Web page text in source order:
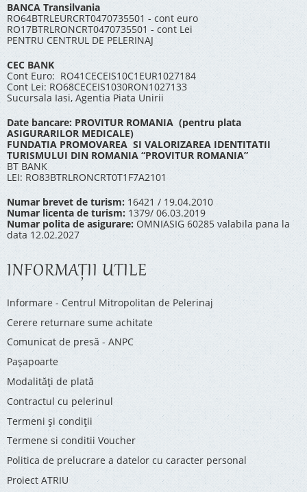
BANCA Transilvania
RO64BTRLEURCRT0470735501 - cont euro
RO17BTRLRONCRT0470735501 - cont Lei
PENTRU CENTRUL DE PELERINAJ
CEC BANK
Cont Euro: RO41CECEIS10C1EUR1027184
Cont Lei: RO68CECEIS1030RON1027133
Sucursala Iasi, Agentia Piata Unirii
Date bancare: PROVITUR ROMANIA (pentru plata
ASIGURARILOR MEDICALE)
FUNDATIA PROMOVAREA SI VALORIZAREA IDENTITATII
TURISMULUI DIN ROMANIA “PROVITUR ROMANIA”
BT BANK
LEI: RO83BTRLRONCRT0T1F7A2101
Numar brevet de turism: 16421 / 19.04.2010
Numar licenta de turism: 1379/ 06.03.2019
Numar polita de asigurare: OMNIASIG 60285 valabila pana la
data 12.02.2027
INFORMAŢII UTILE
Informare - Centrul Mitropolitan de Pelerinaj
Cerere returnare sume achitate
Comunicat de presă - ANPC
Pașapoarte
Modalități de plată
Contractul cu pelerinul
Termeni și condiții
Termene si conditii Voucher
Politica de prelucrare a datelor cu caracter personal
Proiect ATRIU